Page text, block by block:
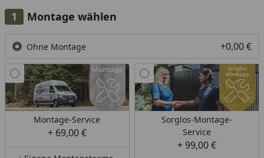
Montage wählen
Ohne Montage +0,00 €
Montage-Service
+ 69,00 €
Sorglos-Montage-
Service
+ 99,00 €